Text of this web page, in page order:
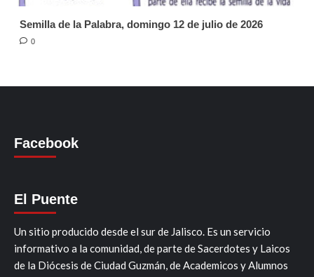
Semilla de la Palabra, domingo 12 de julio de 2026
0
Facebook
El Puente
Un sitio producido desde el sur de Jalisco. Es un servicio
informativo a la comunidad, de parte de Sacerdotes y Laicos
de la Diócesis de Ciudad Guzmán, de Academicos y Alumnos